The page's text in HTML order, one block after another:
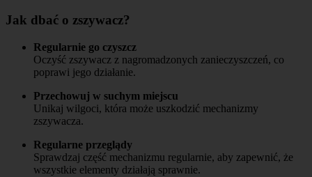
Jak dbać o zszywacz?
Regularnie go czyszcz
Oczyść zszywacz z nagromadzonych zanieczyszczeń, co
poprawi jego działanie.
Przechowuj w suchym miejscu
Unikaj wilgoci, która może uszkodzić mechanizmy
zszywacza.
Regularne przeglądy
Sprawdzaj część mechanizmu regularnie, aby zapewnić, że
wszystkie elementy działają sprawnie.